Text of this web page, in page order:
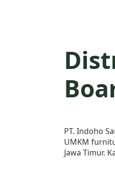
PT. Indoho
UMKM
Jawa Timur.